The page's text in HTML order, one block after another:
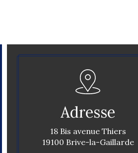
Adresse
18 Bis avenue Thiers
19100 Brive-la-Gaillarde